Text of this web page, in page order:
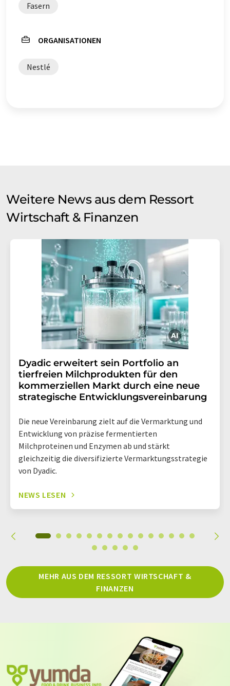
Fasern
ORGANISATIONEN
Nestlé
Weitere News aus dem Ressort
Wirtschaft & Finanzen
Dyadic erweitert sein Portfolio an
tierfreien Milchprodukten für den
kommerziellen Markt durch eine neue
strategische Entwicklungsvereinbarung
Die neue Vereinbarung zielt auf die Vermarktung und
Entwicklung von präzise fermentierten
Milchproteinen und Enzymen ab und stärkt
gleichzeitig die diversifizierte Vermarktungsstrategie
von Dyadic.
NEWS LESEN
MEHR AUS DEM RESSORT WIRTSCHAFT &
FINANZEN